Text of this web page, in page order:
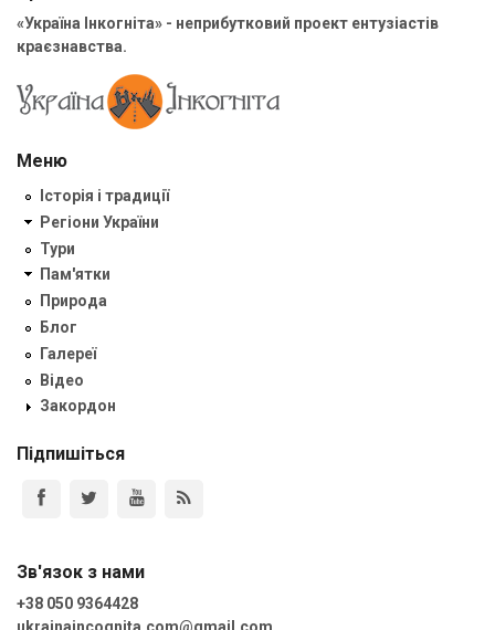
«Україна Інкогніта» - неприбутковий проект ентузіастів
краєзнавства.
Меню
Історія і традиції
Регіони України
Тури
Пам'ятки
Природа
Блог
Галереї
Відео
Закордон
Підпишіться
Зв'язок з нами
+38 050 9364428